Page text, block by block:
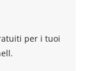
per i tuoi